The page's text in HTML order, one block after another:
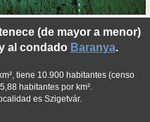
(de mayor a menor)
al condado Baranya.
tiene 10.900 habitantes (censo
habitantes por km².
es Szigetvár.